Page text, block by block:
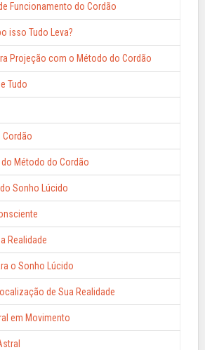
Funcionamento do Cordão
isso Tudo Leva?
Projeção com o Método do Cordão
Tudo
Cordão
Método do Cordão
Sonho Lúcido
Realidade
o Sonho Lúcido
de Sua Realidade
em Movimento